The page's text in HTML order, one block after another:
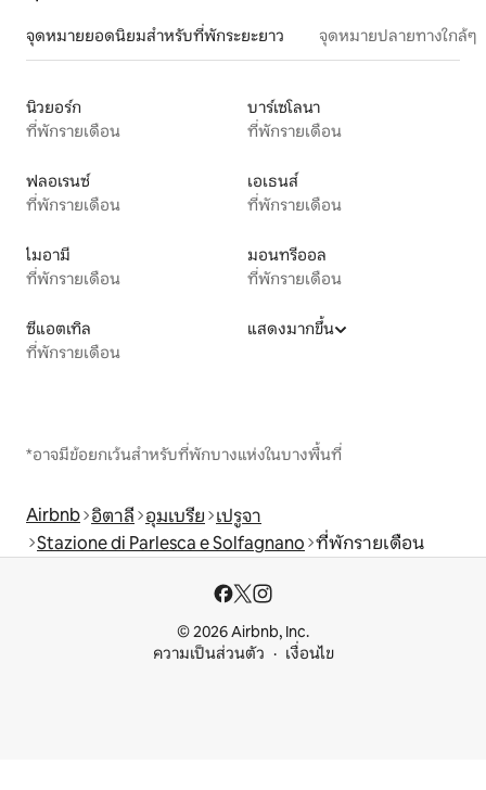
จุดหมายยอดนิยมสำหรับที่พักระยะยาว จุดหมายปลายทางใกล้ๆ
นิวยอร์ก
ที่พักรายเดือน
บาร์เซโลนา
ที่พักรายเดือน
ฟลอเรนซ์
ที่พักรายเดือน
เอเธนส์
ที่พักรายเดือน
ไมอามี
ที่พักรายเดือน
มอนทรีออล
ที่พักรายเดือน
ซีแอตเทิล
ที่พักรายเดือน
แสดงมากขึ้น
*อาจมีข้อยกเว้นสำหรับที่พักบางแห่งในบางพื้นที่
Airbnb อิตาลี อุมเบรีย เปรูจา
Stazione di Parlesca e Solfagnano ที่พักรายเดือน
© 2026 Airbnb, Inc.
ความเป็นส่วนตัว
เงื่อนไข